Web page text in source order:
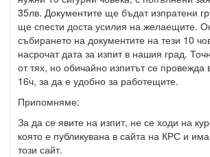
35лв. Документите ще бъдат изпратени
ще спести доста усилия на желаещите.
събирането на документите на тези 10
насрочат дата за изпит в нашия град.
от тях, но обичайно изпитът се провежда
16ч, за да е удобно за работещите.
Припомняме:
За да се явите на изпит, не се ходи на
която е публикувана в сайта на КРС и
този сайт.